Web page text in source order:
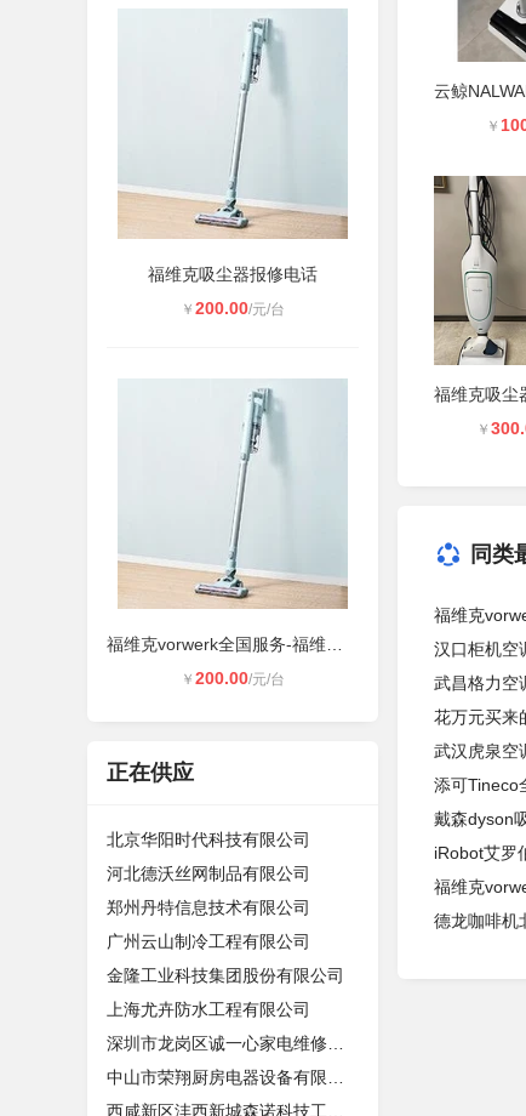
福维克吸尘器报修电话
￥ 200.00/元/台
￥ 200.00/元/台
正在供应
北京华阳时代科技有限公司
河北德沃丝网制品有限公司
郑州丹特信息技术有限公司
广州云山制冷工程有限公司
金隆工业科技集团股份有限公司
上海尤卉防水工程有限公司
￥
￥
同类
福维克
汉口柜机空
武昌格力空
花万元买来
武汉虎泉空
添可Tineco
戴森dyson
iRobot艾罗
福维克
德龙咖啡机